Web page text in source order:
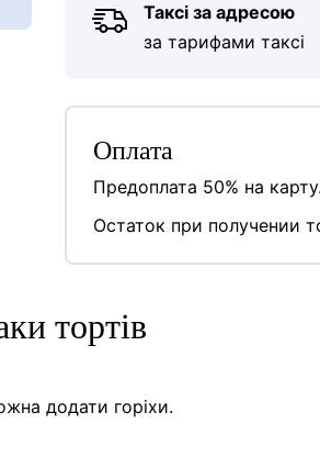
Таксі за адресою
за тарифами таксі
Оплата
Предоплата 50% на карту.
Остаток при получении
тортів
додати горіхи.